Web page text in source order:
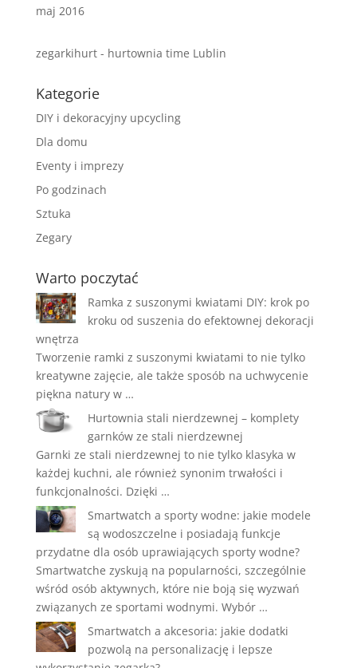
maj 2016
zegarkihurt - hurtownia time Lublin
Kategorie
DIY i dekoracyjny upcycling
Dla domu
Eventy i imprezy
Po godzinach
Sztuka
Zegary
Warto poczytać
Ramka z suszonymi kwiatami DIY: krok po
kroku od suszenia do efektownej dekoracji
wnętrza
Tworzenie ramki z suszonymi kwiatami to nie tylko
kreatywne zajęcie, ale także sposób na uchwycenie
piękna natury w …
Hurtownia stali nierdzewnej – komplety
garnków ze stali nierdzewnej
Garnki ze stali nierdzewnej to nie tylko klasyka w
każdej kuchni, ale również synonim trwałości i
funkcjonalności. Dzięki …
Smartwatch a sporty wodne: jakie modele
są wodoszczelne i posiadają funkcje
przydatne dla osób uprawiających sporty wodne?
Smartwatche zyskują na popularności, szczególnie
wśród osób aktywnych, które nie boją się wyzwań
związanych ze sportami wodnymi. Wybór …
Smartwatch a akcesoria: jakie dodatki
pozwolą na personalizację i lepsze